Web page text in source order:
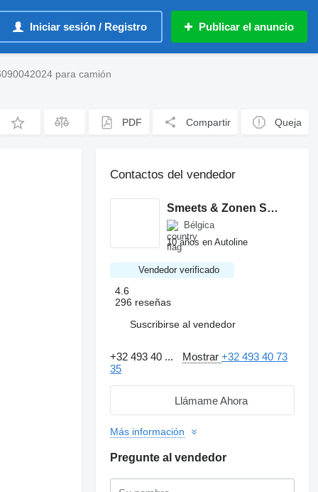
Iniciar sesión / Registro Publicar el anuncio
para camión
PDF Compartir Queja
Contactos del vendedor
Smeets & Zonen Spare Parts
Bélgica
10 años en Autoline
Vendedor verificado
4.6
296 reseñas
Suscribirse al vendedor
+32 493 40 ... Mostrar+32 493 40 73
35
Llámame Ahora
Más información
Pregunte al vendedor